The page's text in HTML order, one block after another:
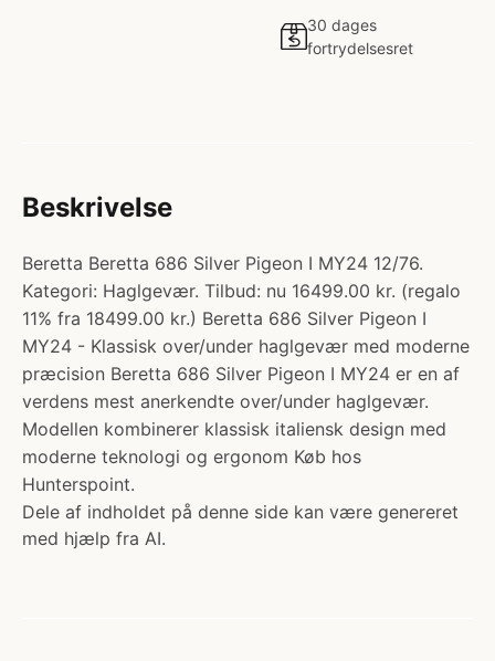
30 dages
fortrydelsesret
Beskrivelse
Beretta Beretta 686 Silver Pigeon I MY24 12/76.
Kategori: Haglgevær. Tilbud: nu 16499.00 kr. (regalo
11% fra 18499.00 kr.) Beretta 686 Silver Pigeon I
MY24 - Klassisk over/under haglgevær med moderne
præcision Beretta 686 Silver Pigeon I MY24 er en af
verdens mest anerkendte over/under haglgevær.
Modellen kombinerer klassisk italiensk design med
moderne teknologi og ergonom Køb hos
Hunterspoint.
Dele af indholdet på denne side kan være genereret
med hjælp fra AI.